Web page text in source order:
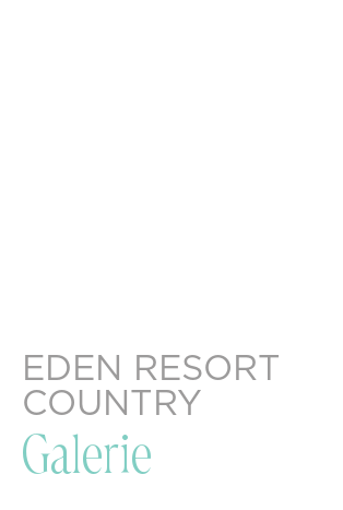
EDEN RESORT
COUNTRY
Galerie